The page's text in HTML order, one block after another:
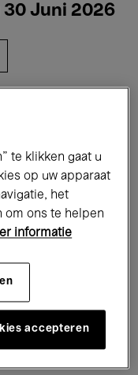
30 Juni 2026
Debatten
Global Music
te klikken gaat u
op uw apparaat
het
om ons te helpen
informatie
accepteren